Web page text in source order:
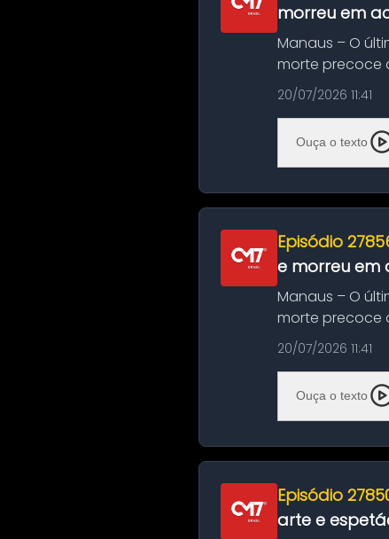
morreu em
Manaus – O
morte precoce
típico café
20/07/2026 11:41
Ouça o texto
Episódio
e morreu em
Manaus – O
morte precoce
típico café
20/07/2026 11:41
Ouça o texto
Episódio
arte e